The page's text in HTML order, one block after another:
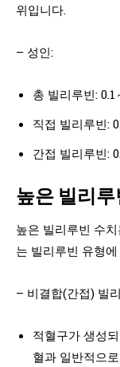
위입니다.
– 성인:
총 빌리루빈:
직접 빌리루빈:
간접 빌리루빈:
높은 빌리루
높은 빌리루빈 수
는 빌리루빈 유형
– 비결합(간접) 빌
적혈구가 생성
혈과 일반적으